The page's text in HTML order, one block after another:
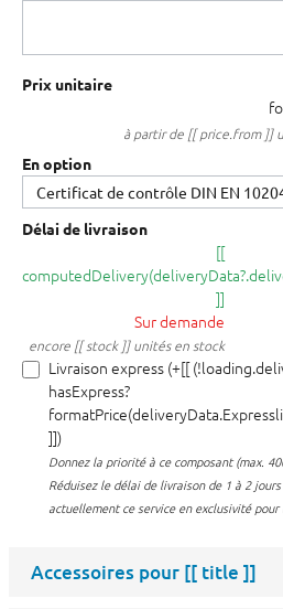
Prix unitaire
à partir de [[ price.from ]]
En option
Délai de livraison
[[
]]
Sur demande
encore [[ stock ]] unités en stock
Livraison express (+[[
hasExpress?
]])
Donnez la priorité à ce composant (max.
Réduisez le délai de livraison de 1 à 2
actuellement ce service en exclusivité
Accessoires pour [[ title ]]